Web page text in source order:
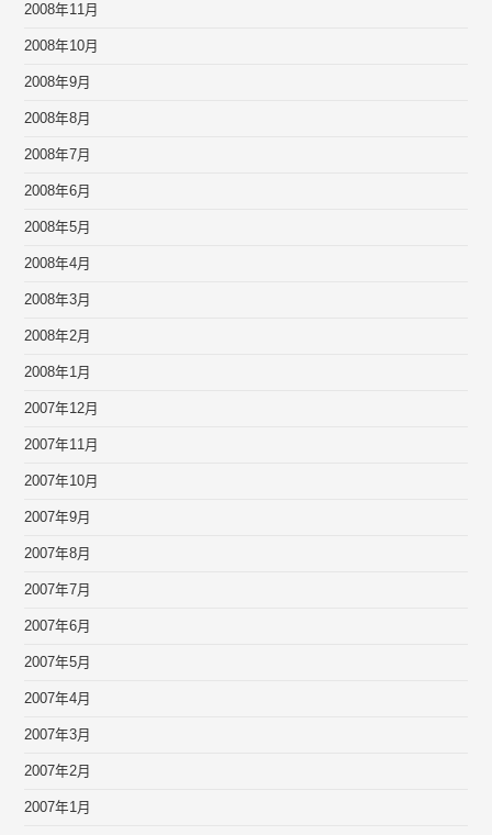
2008年11月
2008年10月
2008年9月
2008年8月
2008年7月
2008年6月
2008年5月
2008年4月
2008年3月
2008年2月
2008年1月
2007年12月
2007年11月
2007年10月
2007年9月
2007年8月
2007年7月
2007年6月
2007年5月
2007年4月
2007年3月
2007年2月
2007年1月